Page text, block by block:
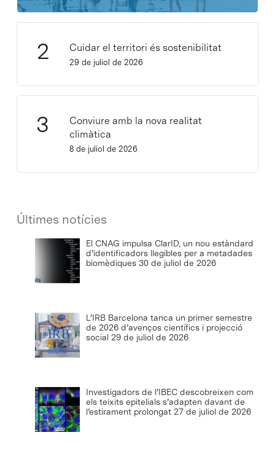
Cuidar el territori és sostenibilitat
29 de juliol de 2026
Conviure amb la nova realitat
climàtica
8 de juliol de 2026
Últimes notícies
El CNAG impulsa ClarID, un nou estàndard
d’identificadors llegibles per a metadades
biomèdiques 30 de juliol de 2026
L’IRB Barcelona tanca un primer semestre
de 2026 d’avenços científics i projecció
social 29 de juliol de 2026
Investigadors de l’IBEC descobreixen com
els teixits epitelials s’adapten davant de
l’estirament prolongat 27 de juliol de 2026